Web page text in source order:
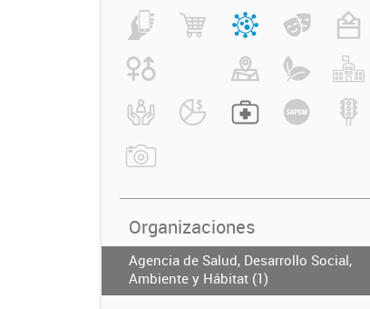
Organizaciones
Agencia de Salud, Desarrollo Social,
Ambiente y Hábitat (1)